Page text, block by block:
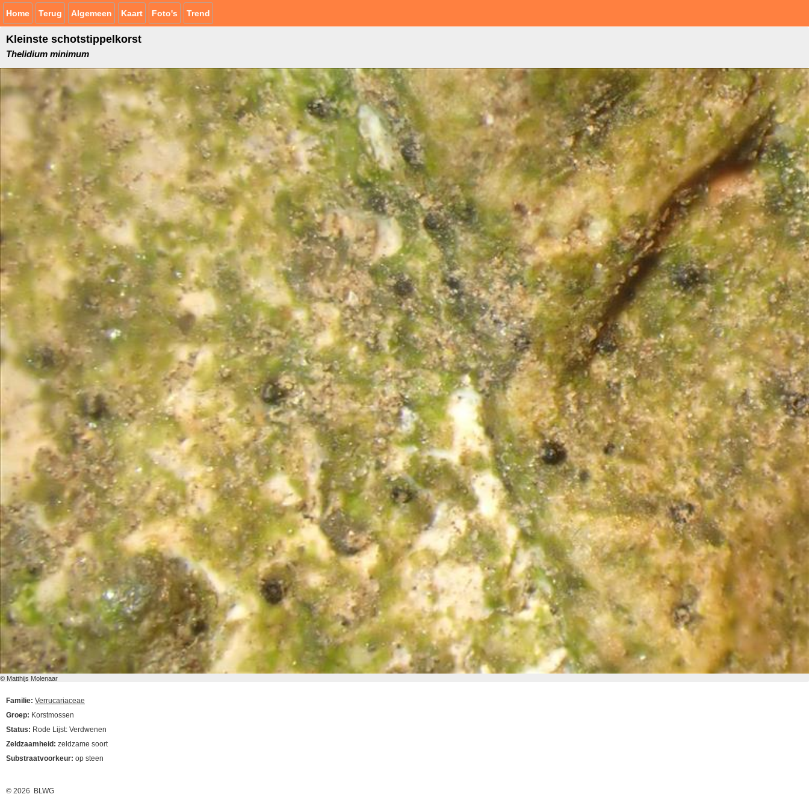
Home Terug Algemeen Kaart Foto's Trend
Kleinste schotstippelkorst
Thelidium minimum
© Matthijs Molenaar
Familie: Verrucariaceae
Groep: Korstmossen
Status: Rode Lijst: Verdwenen
Zeldzaamheid: zeldzame soort
Substraatvoorkeur: op steen
© 2026 BLWG